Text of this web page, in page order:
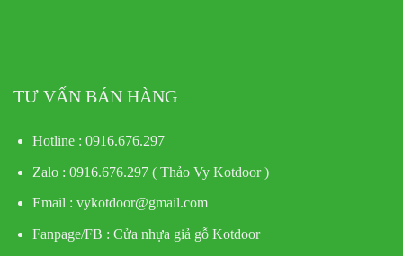
TƯ VẤN BÁN HÀNG
Hotline : 0916.676.297
Zalo : 0916.676.297 ( Thảo Vy Kotdoor )
Email : vykotdoor@gmail.com
Fanpage/FB : Cửa nhựa giả gỗ Kotdoor